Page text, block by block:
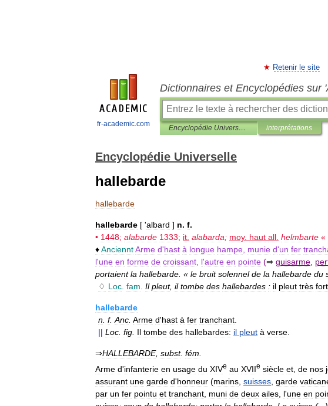
fr-academic.com
Retenir le site
Dictionnaires et Encyclopédies sur
Encyclopédie Universelle interprétations
Encyclopédie Universelle
hallebarde
hallebarde
hallebarde [ 'albard ] n. f.
• 1448; alabarde 1333; it alabarda; moy. haut all helmbarte «
♦AncienntArme d'hast à longue hampe munie d'un fer
l'une en forme de croissant l'autre en pointe (⇒ guisarme
portaient la hallebarde . « le bruit solennel de la hallebarde du
♢ Loc fam Il pleut, il tombe des hallebardes : il pleut très fort
hallebarde
n f. Anc Arme d'hast à fer tranchant
|| Loc fig Il tombe des hallebardes: il pleut à verse
⇒HALLEBARDE, subst. fém
Arme d'infanterie en usage du XIVe au XVIIe siècle et de nos
assurant une garde d'honneur (marins suisses garde
par un fer pointu et tranchant muni de deux ailes l'une en